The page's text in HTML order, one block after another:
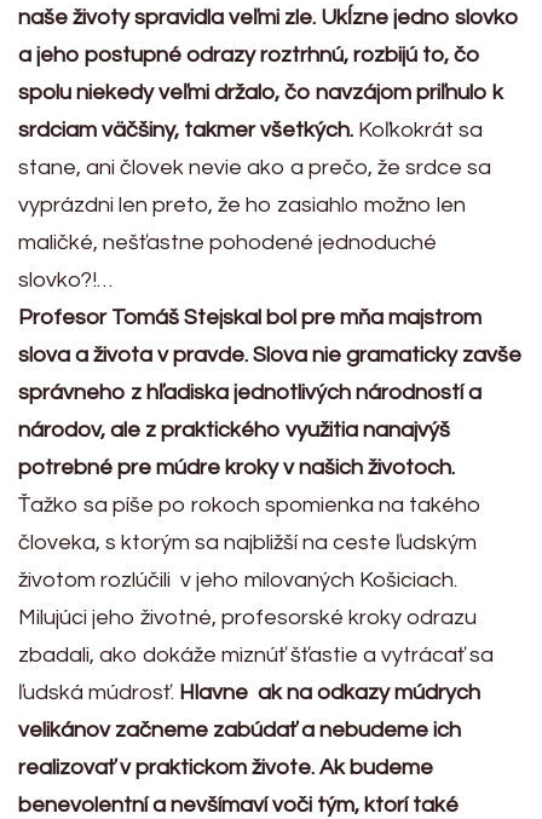
naše životy spravidla veľmi zle. Ukĺzne jedno slovko
a jeho postupné odrazy roztrhnú, rozbijú to, čo
spolu niekedy veľmi držalo, čo navzájom priľnulo k
srdciam väčšiny, takmer všetkých. Koľkokrát sa
stane, ani človek nevie ako a prečo, že srdce sa
vyprázdni len preto, že ho zasiahlo možno len
maličké, nešťastne pohodené jednoduché
slovko?!…
Profesor Tomáš Stejskal bol pre mňa majstrom
slova a života v pravde. Slova nie gramaticky zavše
správneho z hľadiska jednotlivých národností a
národov, ale z praktického využitia nanajvýš
potrebné pre múdre kroky v našich životoch.
Ťažko sa píše po rokoch spomienka na takého
človeka, s ktorým sa najbližší na ceste ľudským
životom rozlúčili v jeho milovaných Košiciach.
Milujúci jeho životné, profesorské kroky odrazu
zbadali, ako dokáže miznúť šťastie a vytrácať sa
ľudská múdrosť. Hlavne ak na odkazy múdrych
velikánov začneme zabúdať a nebudeme ich
realizovať v praktickom živote. Ak budeme
benevolentní a nevšímaví voči tým, ktorí také